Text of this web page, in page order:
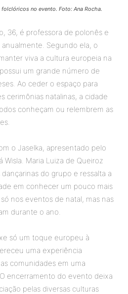
no evento. Foto: Ana Rocha.
36, é professora de polonês e
Segundo ela, o
viva a cultura europeia na
um grande número de
Ao ceder o espaço para
cerimônias natalinas, a cidade
conheçam ou relembrem as
o Jaselka, apresentado pelo
Wisla. Maria Luiza de Queiroz
dançarinas do grupo e ressalta a
em conhecer um pouco mais
nos eventos de natal, mas nas
durante o ano.
só um toque europeu à
uma experiência
comunidades em uma
encerramento do evento deixa
pelas diversas culturas